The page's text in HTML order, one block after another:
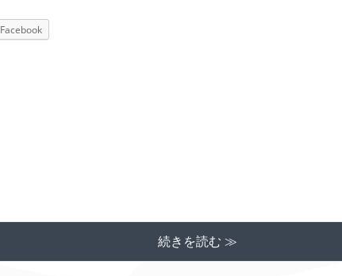
Facebook
続きを読む ≫